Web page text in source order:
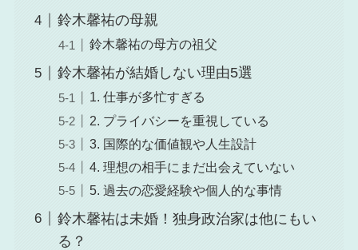
鈴木馨祐の母親
鈴木馨祐の母方の祖父
鈴木馨祐が結婚しない理由5選
1. 仕事が多忙すぎる
2. プライバシーを重視している
3. 国際的な価値観や人生設計
4. 理想の相手にまだ出会えていない
5. 過去の恋愛経験や個人的な事情
鈴木馨祐は未婚！独身政治家は他にもい
る？